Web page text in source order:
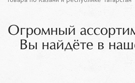
Огромный
Вы найдёте в